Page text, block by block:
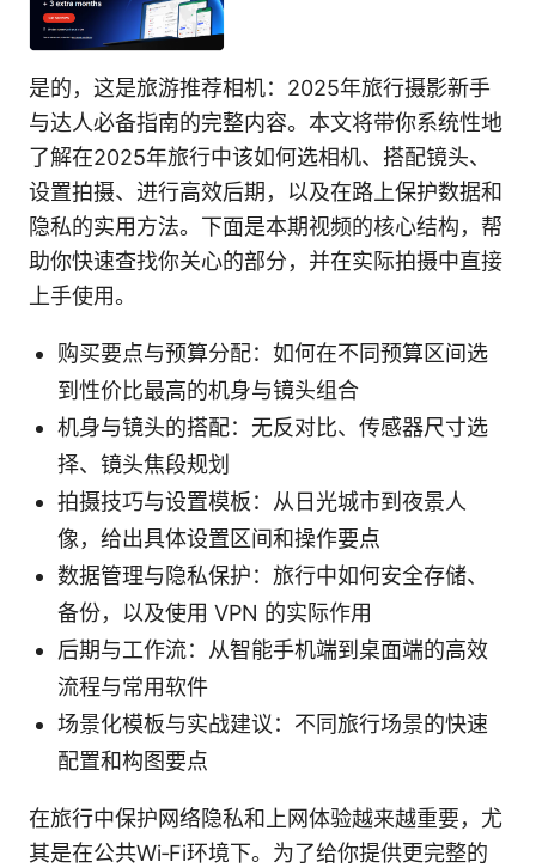
是的，这是旅游推荐相机：2025年旅行摄影新手
与达人必备指南的完整内容。本文将带你系统性地
了解在2025年旅行中该如何选相机、搭配镜头、
设置拍摄、进行高效后期，以及在路上保护数据和
隐私的实用方法。下面是本期视频的核心结构，帮
助你快速查找你关心的部分，并在实际拍摄中直接
上手使用。
购买要点与预算分配：如何在不同预算区间选
到性价比最高的机身与镜头组合
机身与镜头的搭配：无反对比、传感器尺寸选
择、镜头焦段规划
拍摄技巧与设置模板：从日光城市到夜景人
像，给出具体设置区间和操作要点
数据管理与隐私保护：旅行中如何安全存储、
备份，以及使用 VPN 的实际作用
后期与工作流：从智能手机端到桌面端的高效
流程与常用软件
场景化模板与实战建议：不同旅行场景的快速
配置和构图要点
在旅行中保护网络隐私和上网体验越来越重要，尤
其是在公共Wi‑Fi环境下。为了给你提供更完整的